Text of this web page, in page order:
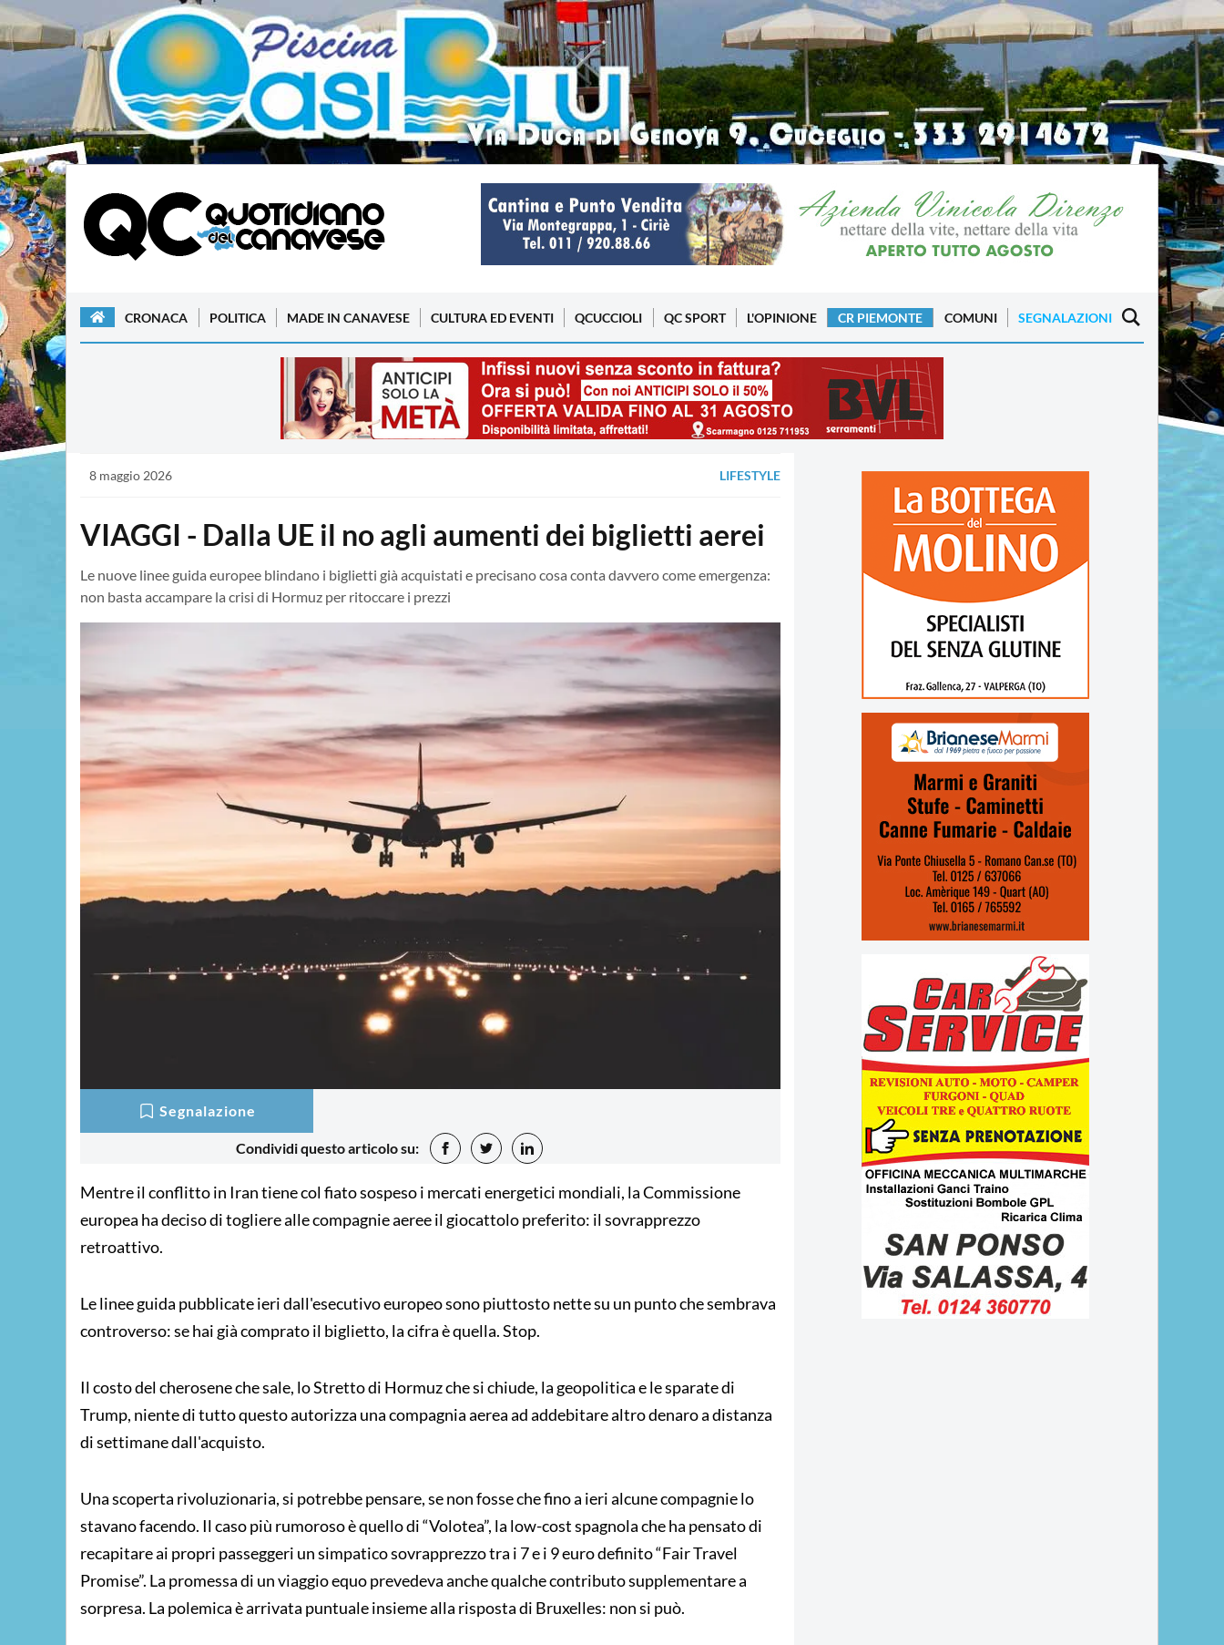
CRONACA POLITICA MADE IN CANAVESE CULTURA ED EVENTI QCUCCIOLI QC SPORT L'OPINIONE CR PIEMONTE COMUNI SEGNALAZIONI
8 maggio 2026 LIFESTYLE
VIAGGI - Dalla UE il no agli aumenti dei biglietti aerei
Le nuove linee guida europee blindano i biglietti già acquistati e precisano cosa conta davvero come emergenza:
non basta accampare la crisi di Hormuz per ritoccare i prezzi
Segnalazione
Condividi questo articolo su:
Mentre il conflitto in Iran tiene col fiato sospeso i mercati energetici mondiali, la Commissione
europea ha deciso di togliere alle compagnie aeree il giocattolo preferito: il sovrapprezzo
retroattivo.
Le linee guida pubblicate ieri dall'esecutivo europeo sono piuttosto nette su un punto che sembrava
controverso: se hai già comprato il biglietto, la cifra è quella. Stop.
Il costo del cherosene che sale, lo Stretto di Hormuz che si chiude, la geopolitica e le sparate di
Trump, niente di tutto questo autorizza una compagnia aerea ad addebitare altro denaro a distanza
di settimane dall'acquisto.
Una scoperta rivoluzionaria, si potrebbe pensare, se non fosse che fino a ieri alcune compagnie lo
stavano facendo. Il caso più rumoroso è quello di “Volotea”, la low-cost spagnola che ha pensato di
recapitare ai propri passeggeri un simpatico sovrapprezzo tra i 7 e i 9 euro definito “Fair Travel
Promise”. La promessa di un viaggio equo prevedeva anche qualche contributo supplementare a
sorpresa. La polemica è arrivata puntuale insieme alla risposta di Bruxelles: non si può.